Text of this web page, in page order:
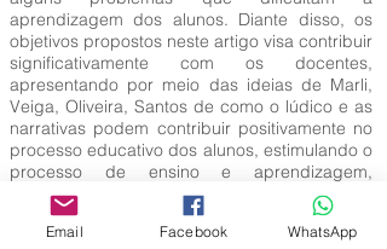
aprendizagem dos alunos. Diante disso, os
objetivos propostos neste artigo visa contribuir
significativamente com os docentes,
apresentando por meio das ideias de Marli,
Veiga, Oliveira, Santos de como o lúdico e as
narrativas podem contribuir positivamente no
processo educativo dos alunos, estimulando o
processo de ensino e aprendizagem,
tornando o ensino mais prazeroso,
contribuindo assim para o desenvolvimento
da leitura nas crianças dos anos iniciais do
Email Facebook WhatsApp